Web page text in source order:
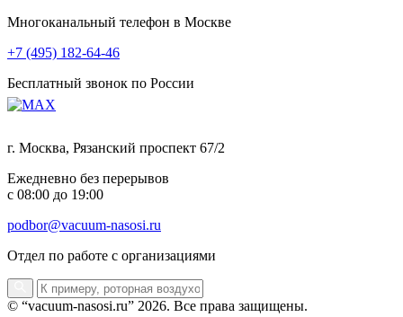
Многоканальный телефон в Москве
+7 (495) 182-64-46
Бесплатный звонок по России
г. Москва, Рязанский проспект 67/2
Ежедневно без перерывов
с 08:00 до 19:00
podbor@vacuum-nasosi.ru
Отдел по работе с организациями
© “vacuum-nasosi.ru” 2026. Все права защищены.